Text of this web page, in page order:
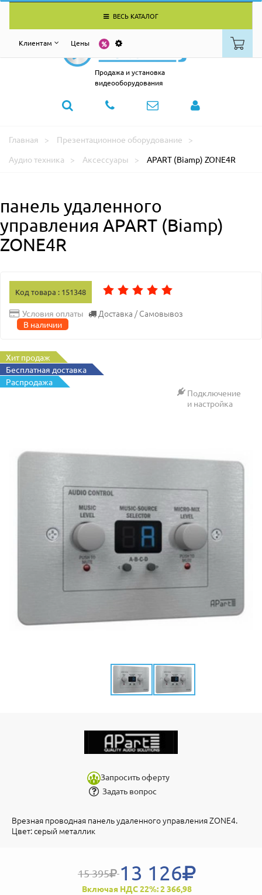
ВЕСЬ КАТАЛОГ
Клиентам Цены
Продажа и установка
видеооборудования
Главная
Презентационное оборудование
Аудио техника
Аксессуары APART (Biamp) ZONE4R
панель удаленного
управления APART (Biamp)
ZONE4R
Код товара : 151348
Условия оплаты Доставка / Самовывоз
В наличии
Хит продаж
Бесплатная доставка
Распродажа
Подключение
и настройка
Запросить оферту
Задать вопрос
Врезная проводная панель удаленного управления ZONE4.
Цвет: серый металлик
15 395 13 126
Включая НДС 22%: 2 366,98